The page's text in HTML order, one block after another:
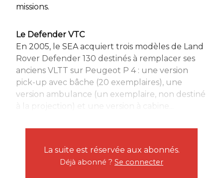
missions.
Le Defender VTC
En 2005, le SEA acquiert trois modèles de Land
Rover Defender 130 destinés à remplacer ses
anciens VLTT sur Peugeot P 4 : une version
pick-up avec bâche (20 exemplaires), une
version ambulance (un exemplaire, non destiné
à la projection) et une version à cabine...
La suite est réservée aux abonnés.
Déjà abonné ? Se connecter